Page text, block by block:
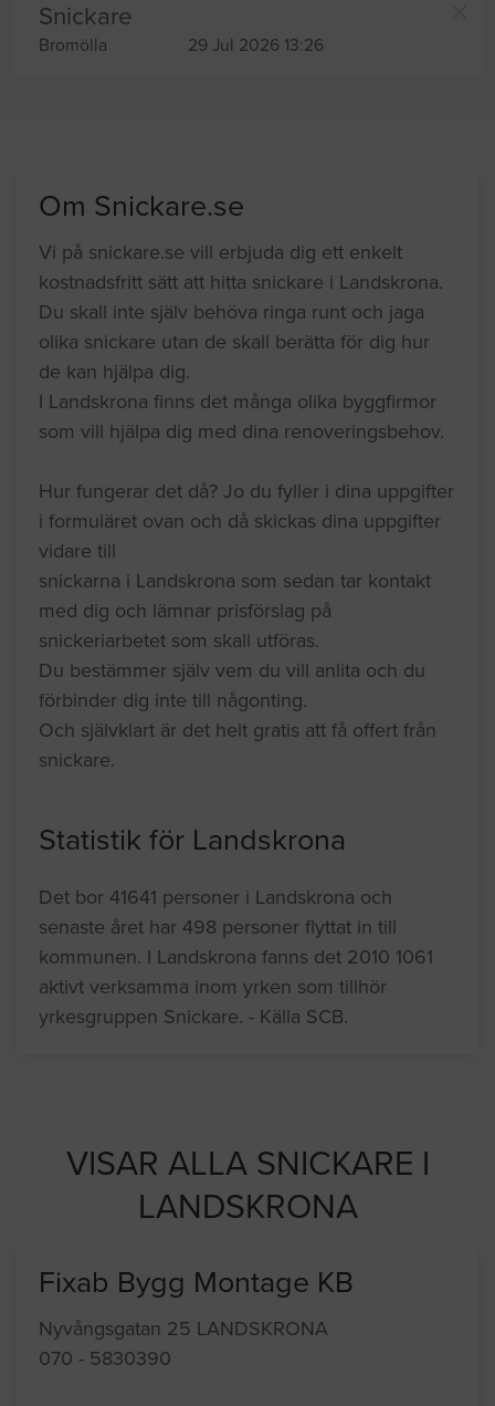
Snickare
Bromölla 29 Jul 2026 13:26
Om Snickare.se
Vi på snickare.se vill erbjuda dig ett enkelt
kostnadsfritt sätt att hitta snickare i Landskrona.
Du skall inte själv behöva ringa runt och jaga
olika snickare utan de skall berätta för dig hur
de kan hjälpa dig.
I Landskrona finns det många olika byggfirmor
som vill hjälpa dig med dina renoveringsbehov.
Hur fungerar det då? Jo du fyller i dina uppgifter
i formuläret ovan och då skickas dina uppgifter
vidare till
snickarna i Landskrona som sedan tar kontakt
med dig och lämnar prisförslag på
snickeriarbetet som skall utföras.
Du bestämmer själv vem du vill anlita och du
förbinder dig inte till någonting.
Och självklart är det helt gratis att få offert från
snickare.
Statistik för Landskrona
Det bor 41641 personer i Landskrona och
senaste året har 498 personer flyttat in till
kommunen. I Landskrona fanns det 2010 1061
aktivt verksamma inom yrken som tillhör
yrkesgruppen Snickare. - Källa SCB.
VISAR ALLA SNICKARE I
LANDSKRONA
Fixab Bygg Montage KB
Nyvångsgatan 25 LANDSKRONA
070 - 5830390